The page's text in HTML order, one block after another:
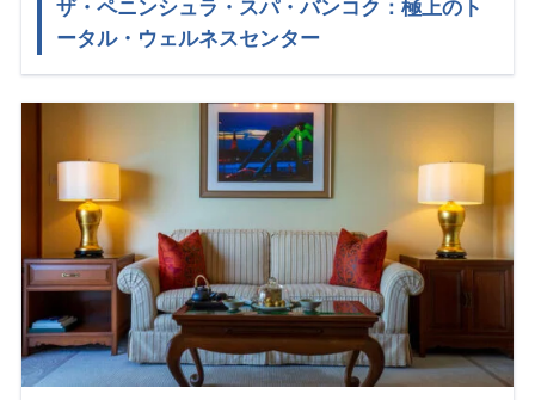
ザ・ペニンシュラ・スパ・バンコク：極上のト
ータル・ウェルネスセンター